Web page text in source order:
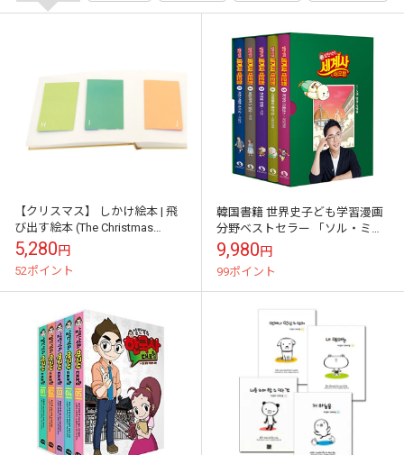
【クリスマス】 しかけ絵本 | 飛
び出す絵本 (The Christmas
Alphabet | クリスマスのアルフ
ァベット)
5,280円
52ポイント
韓国書籍 世界史子ども学習漫画
分野ベストセラー 「ソル・ミン
ソクの世界史大冒険 1~5巻 : 洋装
特別版セット」
9,980円
99ポイント